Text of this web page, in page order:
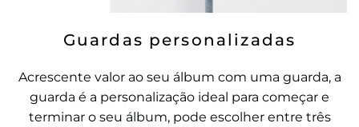
Guardas personalizadas
Acrescente valor ao seu álbum com uma guarda, a
guarda é a personalização ideal para começar e
terminar o seu álbum, pode escolher entre três